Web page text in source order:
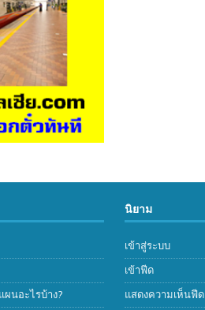
ผนอะไรบ้าง?
นิยาม
เข้าสู่ระบบ
เข้าฟีด
แสดงความเห็นฟีด